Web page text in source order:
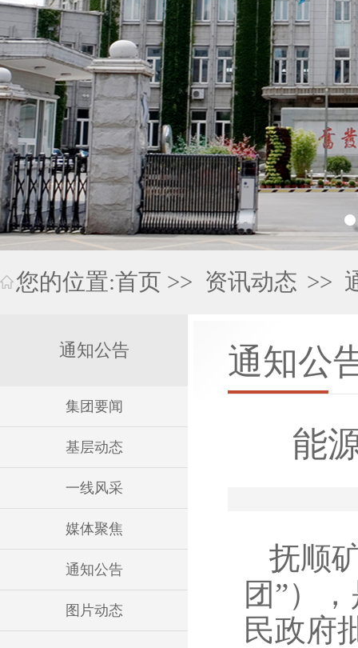
您的位置:首页 >> 资讯动态 >>
通知公告
集团要闻
基层动态
一线风采
媒体聚焦
通知公告
图片动态
通知公
能
抚顺
团”）
民政府